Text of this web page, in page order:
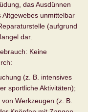
das Ausdünnen
unmittelbar
(aufgrund
dar.
Keine
(z. B. intensives
sportliche Aktivitäten);
Werkzeugen (z. B.